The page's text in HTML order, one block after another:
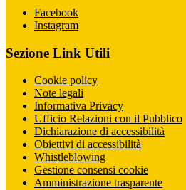
Facebook
Instagram
Sezione Link Utili
Cookie policy
Note legali
Informativa Privacy
Ufficio Relazioni con il Pubblico
Dichiarazione di accessibilità
Obiettivi di accessibilità
Whistleblowing
Gestione consensi cookie
Amministrazione trasparente